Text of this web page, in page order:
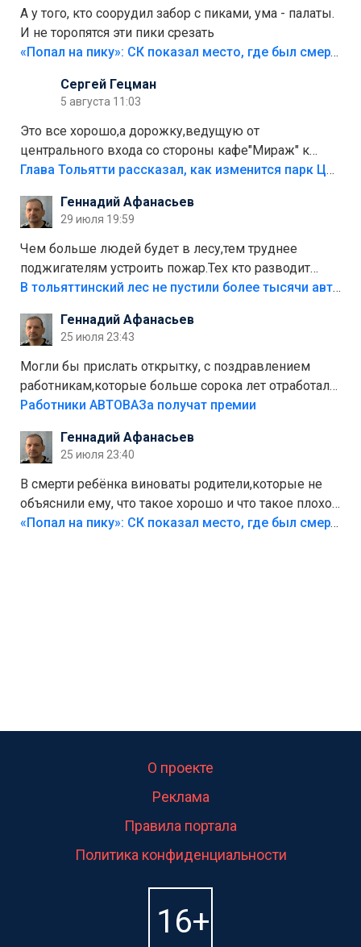
А у того, кто соорудил забор с пиками, ума - палаты.
И не торопятся эти пики срезать
«Попал на пику»: СК показал место, где был смертельно травмирован ребенок в Тольятти
Сергей Гецман
5 августа 11:03
Это все хорошо,а дорожку,ведущую от
центрального входа со стороны кафе"Мираж" к
аттракционам слабо доделать?А то бордюры
лежала в парке и испортилась.Да еще,видимо,часть
украли.
Глава Тольятти рассказал, как изменится парк Центрального района
Геннадий Афанасьев
29 июля 19:59
Чем больше людей будет в лесу,тем труднее
поджигателям устроить пожар.Тех кто разводит
костры,тех надо безбожно штрафовать.Камер полно
Штрафы мизерные.
В тольяттинский лес не пустили более тысячи автомобилей
Геннадий Афанасьев
25 июля 23:43
Могли бы прислать открытку, с поздравлением
работникам,которые больше сорока лет отработали
на предприятии.
Работники АВТОВАЗа получат премии
Геннадий Афанасьев
25 июля 23:40
В смерти ребёнка виноваты родители,которые не
объяснили ему, что такое хорошо и что такое плохо!
Лезть через такой забор,верх безумия,есть же
«Попал на пику»: СК показал место, где был смертельно травмирован ребенок в Тольятти
О проекте
Реклама
Правила портала
Политика конфиденциальности